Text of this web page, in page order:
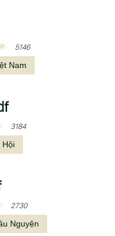
5146
Nam
3184
Hội
2730
Nguyện